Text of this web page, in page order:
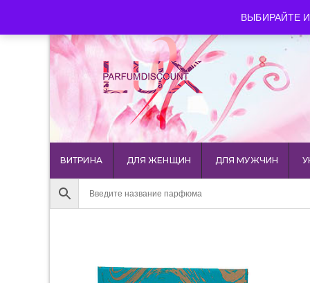
ВЫБИРАЙТЕ
+7 903 544 11 18 г.
ВИТРИНА ДЛЯ ЖЕНЩИН ДЛЯ МУЖЧИН